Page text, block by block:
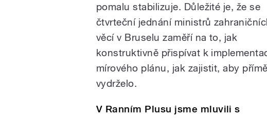
pomalu stabilizuje. Důležité je, že se
čtvrteční jednání ministrů
věcí v Bruselu zaměří na to, jak
konstruktivně přispívat k
mírového plánu, jak zajistit, aby
vydrželo.
V Ranním Plusu jsme mluvili s